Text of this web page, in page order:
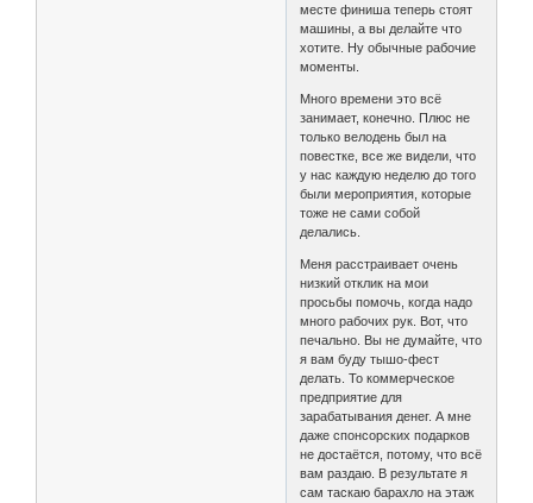
месте финиша теперь стоят
машины, а вы делайте что
хотите. Ну обычные рабочие
моменты.
Много времени это всё
занимает, конечно. Плюс не
только велодень был на
повестке, все же видели, что
у нас каждую неделю до того
были мероприятия, которые
тоже не сами собой
делались.
Меня расстраивает очень
низкий отклик на мои
просьбы помочь, когда надо
много рабочих рук. Вот, что
печально. Вы не думайте, что
я вам буду тышо-фест
делать. То коммерческое
предприятие для
зарабатывания денег. А мне
даже спонсорских подарков
не достаётся, потому, что всё
вам раздаю. В результате я
сам таскаю барахло на этаж